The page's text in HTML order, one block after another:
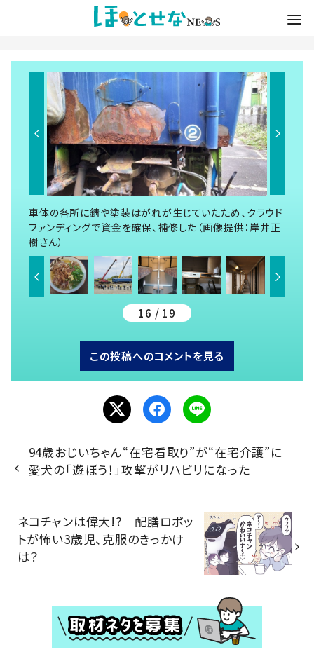
車体の各所に錆や塗装はがれが生じていたため、クラウド
ファンディングで資金を確保、補修した（画像提供：岸井正
樹さん）
16 / 19
この投稿へのコメントを見る
94歳おじいちゃん“在宅看取り”が“在宅介護”に
愛犬の「遊ぼう！」攻撃がリハビリになった
ネコチャンは偉大!? 配膳ロボッ
トが怖い3歳児、克服のきっかけ
は？